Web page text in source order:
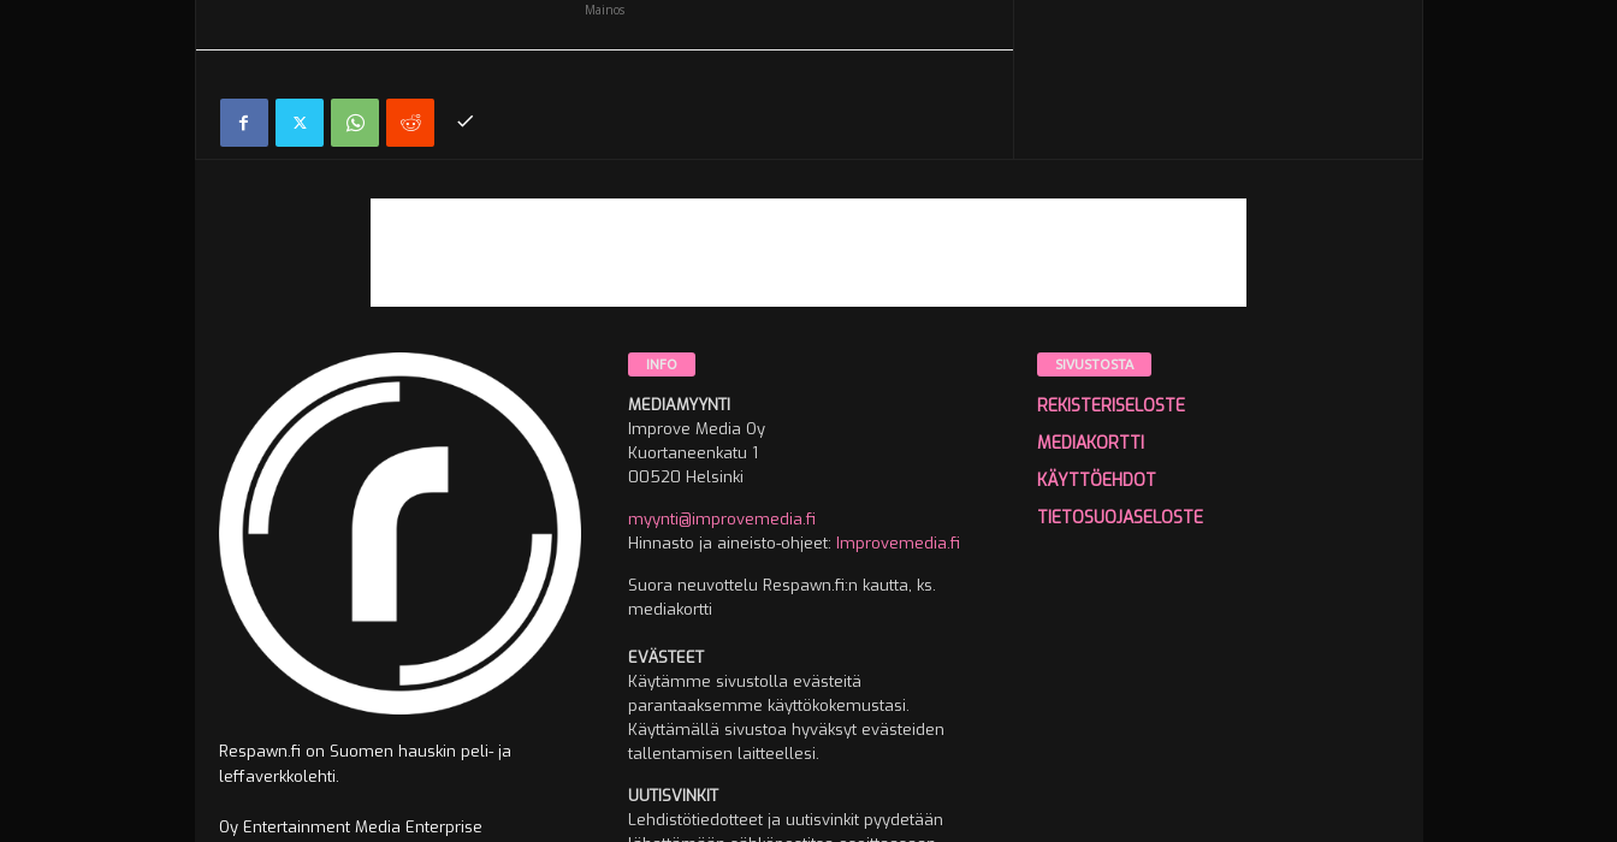
Mainos
Respawn.fi on Suomen hauskin peli- ja
leffaverkkolehti.
Oy Entertainment Media Enterprise
INFO
MEDIAMYYNTI
Improve Media Oy
Kuortaneenkatu 1
00520 Helsinki
myynti@improvemedia.fi
Hinnasto ja aineisto-ohjeet: Improvemedia.fi
Suora neuvottelu Respawn.fi:n kautta, ks.
mediakortti
EVÄSTEET
Käytämme sivustolla evästeitä
parantaaksemme käyttökokemustasi.
Käyttämällä sivustoa hyväksyt evästeiden
tallentamisen laitteellesi.
UUTISVINKIT
Lehdistötiedotteet ja uutisvinkit pyydetään
SIVUSTOSTA
REKISTERISELOSTE
MEDIAKORTTI
KÄYTTÖEHDOT
TIETOSUOJASELOSTE